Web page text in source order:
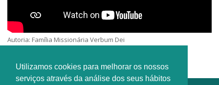
Utilizamos cookies para melhorar os nossos
serviços através da análise dos seus hábitos
Autoria: Família Missionária Verbum Dei